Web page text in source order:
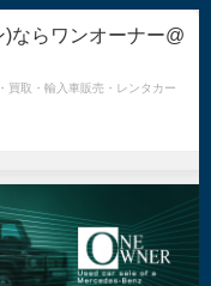
ならワンオーナー@
取・輸入車販売・レンタカー